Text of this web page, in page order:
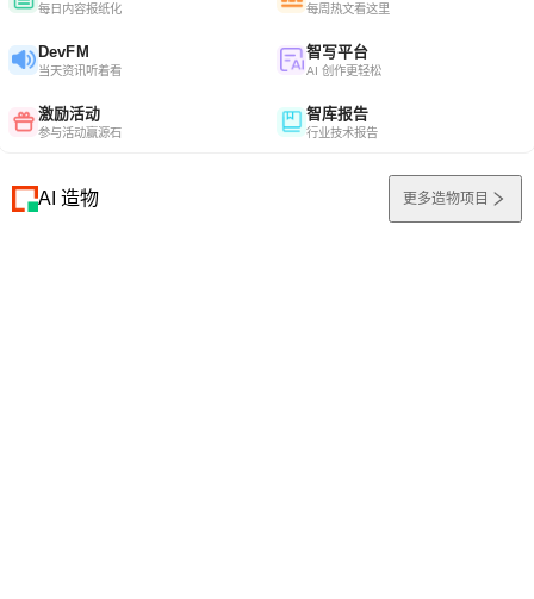
每日内容报纸化 每周热文看这里
DevFM
当天资讯听着看
智写平台
AI 创作更轻松
激励活动
参与活动赢源石
智库报告
行业技术报告
AI 造物 更多造物项目